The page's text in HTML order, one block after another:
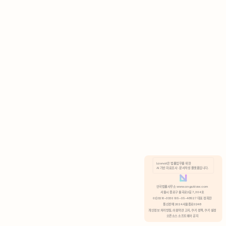
분석 쿠키 허용
Lawvot은 법률업무를 위한
AI 기반 자료조사 · 문서작성 플랫폼입니다.
안국법률사무소 www.anguklaw.com
서울시 종로구 율곡로2길 7, 304호
02)3210-3330 105-05-48527 대표 정희찬
통신판매 2024서울종로0248
개인정보 처리방침, 이용약관 고지, 쿠키 정책, 쿠키 설정
오픈소스 소프트웨어 공지